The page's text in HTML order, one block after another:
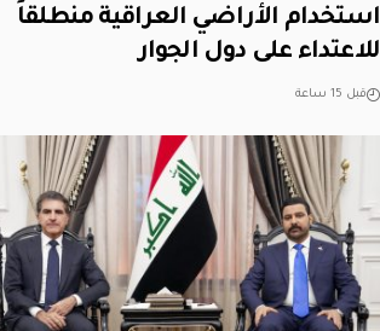
استخدام الأراضي العراقية منطلقاً
للاعتداء على دول الجوار
قبل 15 ساعة